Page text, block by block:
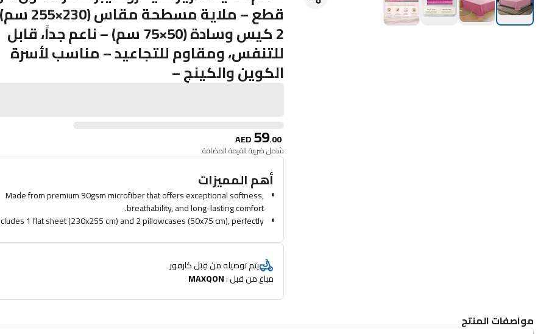
قطع – ملاية
2 كيس وسادة (50×75 سم) – ناعم جداً، قابل
للتنفس، ومقاوم للتجاعيد – مناسب لأسرة
الكوين والكينج –
AED59.00
شامل ضريبة القيمة المضافة
أهم المميزات
Made from premium 90gsm microfiber that offers exceptional softness,
breathability, and long-lasting comfort.
1 flat sheet (230x255 cm) and 2 pillowcases (50x75 cm), perfectly
Ultra-soft, lightweight texture designed to enhance airflow and provide a
cozy sleeping experience.
resistant, machine washable, and quick-drying for effortless daily
maintenance.
Suitable for queen/king beds, perfect for home, hotel, and premium
يتم توصيله من قِبَل كارفور
مباع من قبل : MAXQON
مواصفات المنتج